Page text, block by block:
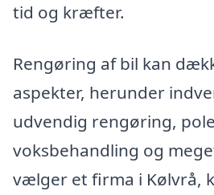
tid og kræfter.
Rengøring af bil kan
aspekter, herunder
udvendig rengøring,
voksbehandling og
vælger et firma i Kølvrå,